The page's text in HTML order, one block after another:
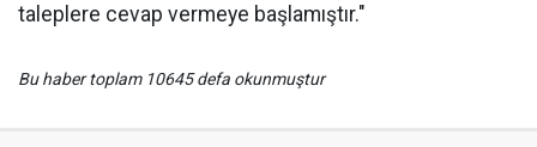
taleplere cevap vermeye başlamıştır."
Bu haber toplam 10645 defa okunmuştur